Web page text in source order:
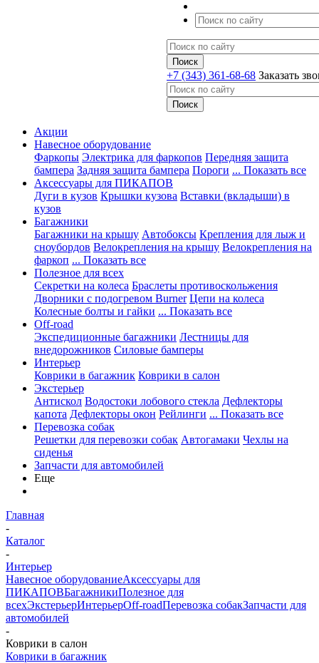
+7 (343) 361-68-68 Заказать
Акции
Навесное оборудование
Фаркопы Электрика для фаркопов Передняя защита
бампера Задняя защита бампера Пороги ... Показать все
Аксессуары для ПИКАПОВ
Дуги в кузов Крышки кузова Вставки (вкладыши) в
кузов
Багажники
Багажники на крышу Автобоксы Крепления для лыж и
сноубордов Велокрепления на крышу Велокрепления на
фаркоп ... Показать все
Полезное для всех
Секретки на колеса Браслеты противоскольжения
Дворники с подогревом Burner Цепи на колеса
Колесные болты и гайки ... Показать все
Off-road
Экспедиционные багажники Лестницы для
внедорожников Силовые бамперы
Интерьер
Коврики в багажник Коврики в салон
Экстерьер
Антискол Водостоки лобового стекла Дефлекторы
капота Дефлекторы окон Рейлинги ... Показать все
Перевозка собак
Решетки для перевозки собак Автогамаки Чехлы на
сиденья
Запчасти для автомобилей
Еще
Главная
-
Каталог
-
Интерьер
Навесное оборудованиеАксессуары для
ПИКАПОВБагажникиПолезное для
всехЭкстерьерИнтерьерOff-roadПеревозка собакЗапчасти для
автомобилей
-
Коврики в салон
Коврики в багажник